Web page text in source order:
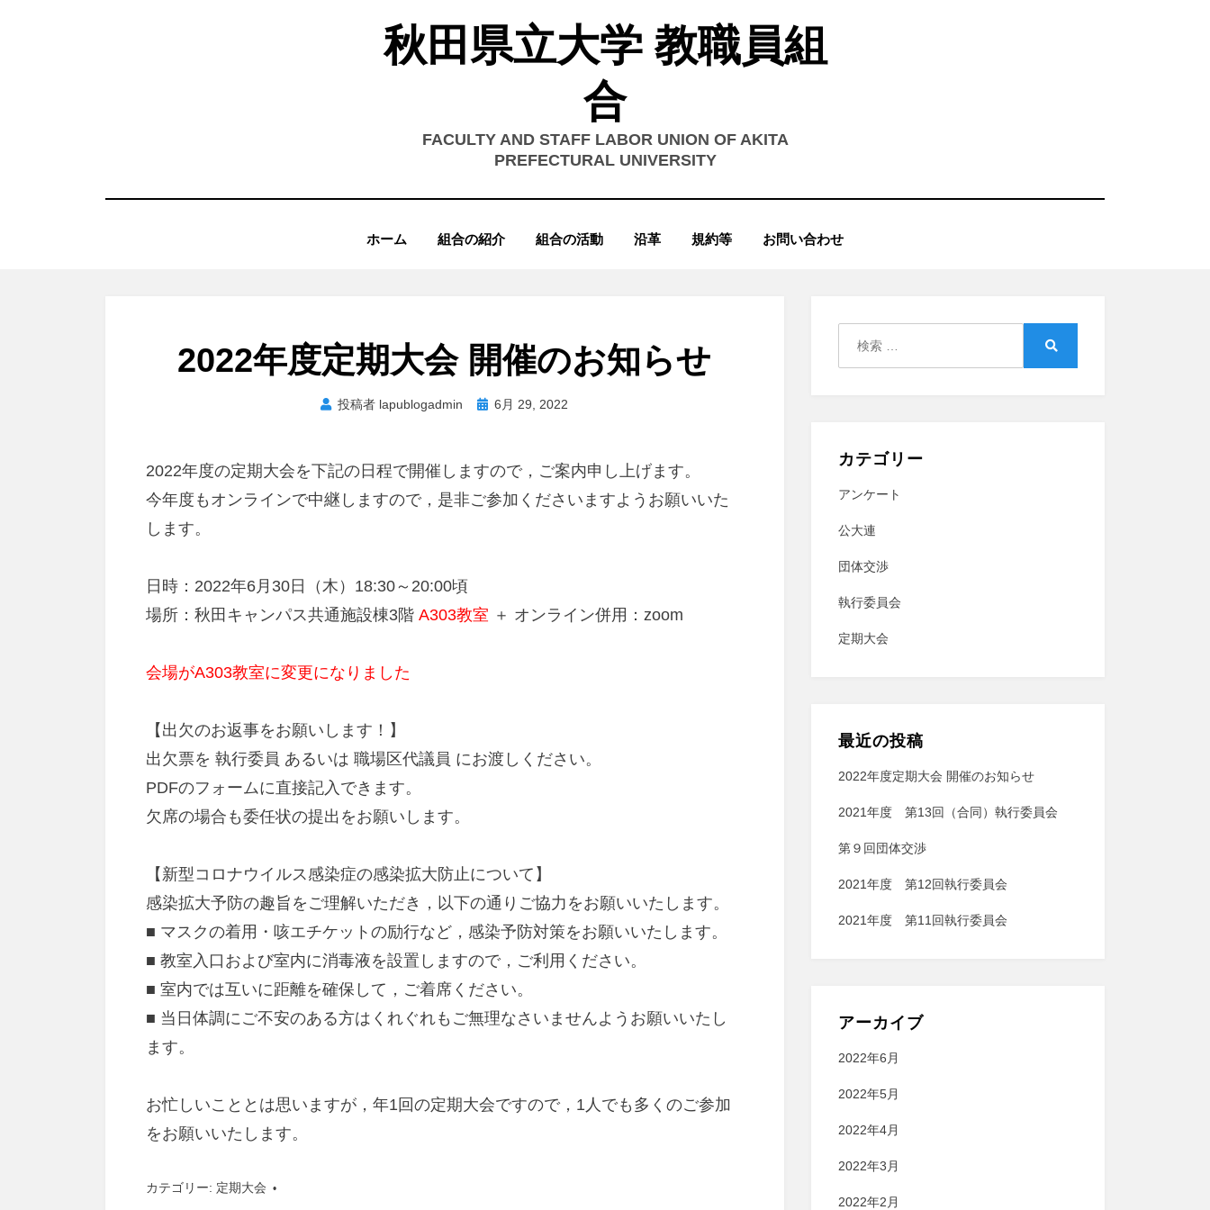
秋田県立大学 教職員組
合
FACULTY AND STAFF LABOR UNION OF AKITA
PREFECTURAL UNIVERSITY
ホーム 組合の紹介 組合の活動 沿革 規約等 お問い合わせ
2022年度定期⼤会 開催のお知らせ
投稿者 lapublogadmin
投 6月 29, 2022
2022年度の定期大会を下記の日程で開催しますので，ご案内申し上げます。
今年度もオンラインで中継しますので，是非ご参加くださいますようお願いいた
します。
日時：2022年6月30日（木）18:30～20:00頃
場所：秋田キャンパス共通施設棟3階 A303教室 ＋ オンライン併用：zoom
会場がA303教室に変更になりました
【出欠のお返事をお願いします！】
出欠票を 執行委員 あるいは 職場区代議員 にお渡しください。
PDFのフォームに直接記入できます。
欠席の場合も委任状の提出をお願いします。
【新型コロナウイルス感染症の感染拡大防止について】
感染拡大予防の趣旨をご理解いただき，以下の通りご協力をお願いいたします。
■ マスクの着用・咳エチケットの励行など，感染予防対策をお願いいたします。
■ 教室入口および室内に消毒液を設置しますので，ご利用ください。
■ 室内では互いに距離を確保して，ご着席ください。
■ 当日体調にご不安のある方はくれぐれもご無理なさいませんようお願いいたし
ます。
お忙しいこととは思いますが，年1回の定期大会ですので，1人でも多くのご参加
をお願いいたします。
カテゴリー: 定期大会
カテゴリー
アンケート
公大連
団体交渉
執行委員会
定期大会
最近の投稿
2022年度定期⼤会 開催のお知らせ
2021年度 第13回（合同）執行委員会
第９回団体交渉
2021年度 第12回執行委員会
2021年度 第11回執行委員会
アーカイブ
2022年6月
2022年5月
2022年4月
2022年3月
2022年2月